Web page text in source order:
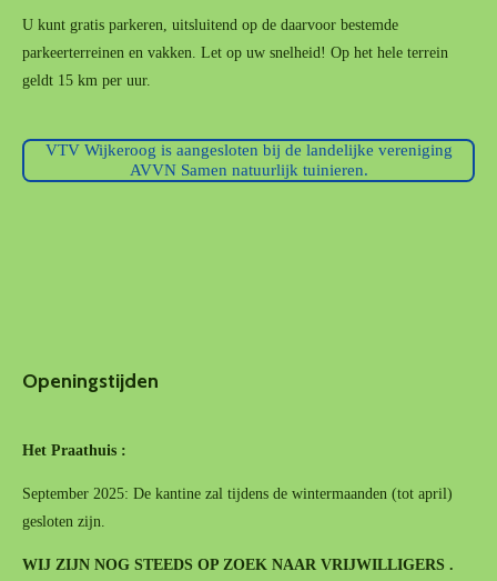
U kunt gratis parkeren, uitsluitend op de daarvoor bestemde
parkeerterreinen en vakken. Let op uw snelheid! Op het hele terrein
geldt 15 km per uur.
VTV Wijkeroog is aangesloten bij de landelijke vereniging
AVVN Samen natuurlijk tuinieren.
Openingstijden
Het Praathuis :
September 2025: De kantine zal tijdens de wintermaanden (tot april)
gesloten zijn.
WIJ ZIJN NOG STEEDS OP ZOEK NAAR VRIJWILLIGERS .